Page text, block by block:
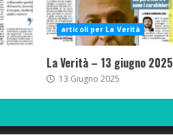
articoli per La Verità
La Verità – 13 giugno 2025
13 Giugno 2025